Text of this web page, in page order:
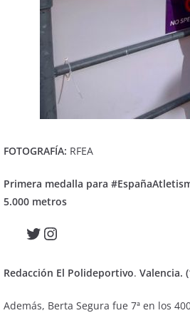
FOTOGRAFÍA: RFEA
Primera medalla para
5.000 metros
Twitter
Instagram
Redacción El Polideportivo. Valencia.
Además, Berta Segura fue 7ª en los